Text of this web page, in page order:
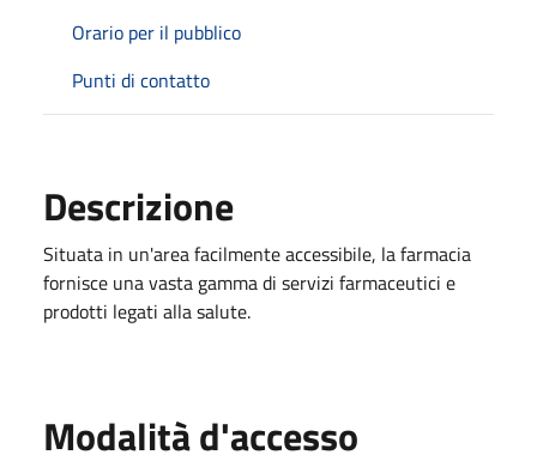
Orario per il pubblico
Punti di contatto
Descrizione
Situata in un'area facilmente accessibile, la farmacia
fornisce una vasta gamma di servizi farmaceutici e
prodotti legati alla salute.
Modalità d'accesso